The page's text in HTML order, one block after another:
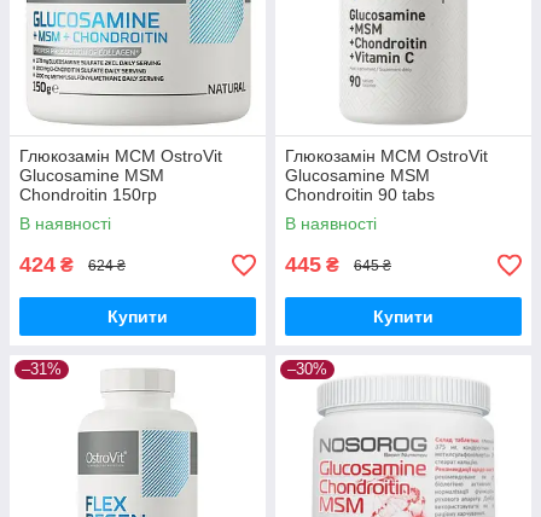
Глюкозамін МСМ OstroVit
Glucosamine MSM
Chondroitin 150гр
В наявності
424 ₴ 624 ₴
Купити
Глюкозамін МСМ OstroVit
Glucosamine MSM
Chondroitin 90 tabs
В наявності
445 ₴ 645 ₴
Купити
–31% –30%